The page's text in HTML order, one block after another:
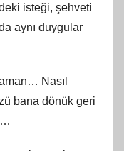
isteği, şehveti
aynı duygular
Nasıl
bana dönük geri